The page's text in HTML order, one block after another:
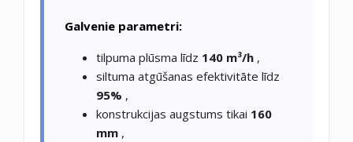
Galvenie parametri:
tilpuma plūsma līdz 140 m³/h ,
siltuma atgūšanas efektivitāte līdz
95% ,
konstrukcijas augstums tikai 160
mm ,